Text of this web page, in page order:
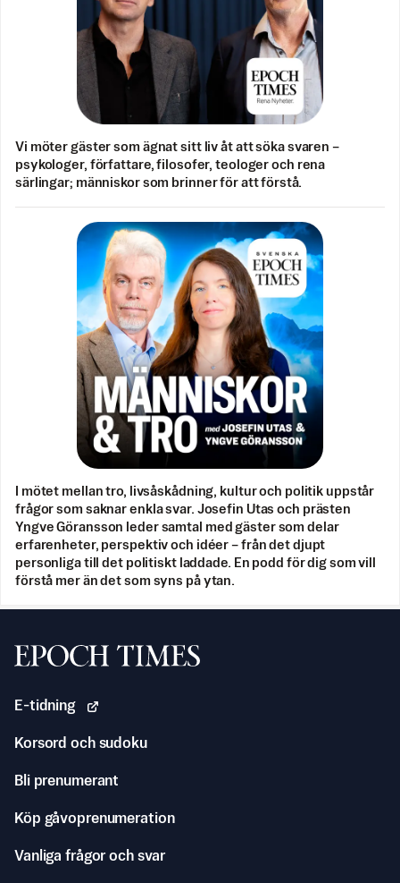
Vi möter gäster som ägnat sitt liv åt att söka svaren –
psykologer, författare, filosofer, teologer och rena
särlingar; människor som brinner för att förstå.
I mötet mellan tro, livsåskådning, kultur och politik uppstår
frågor som saknar enkla svar. Josefin Utas och prästen
Yngve Göransson leder samtal med gäster som delar
erfarenheter, perspektiv och idéer – från det djupt
personliga till det politiskt laddade. En podd för dig som vill
förstå mer än det som syns på ytan.
Svenska Epoch Times
E-tidning
Korsord och sudoku
Bli prenumerant
Köp gåvoprenumeration
Vanliga frågor och svar